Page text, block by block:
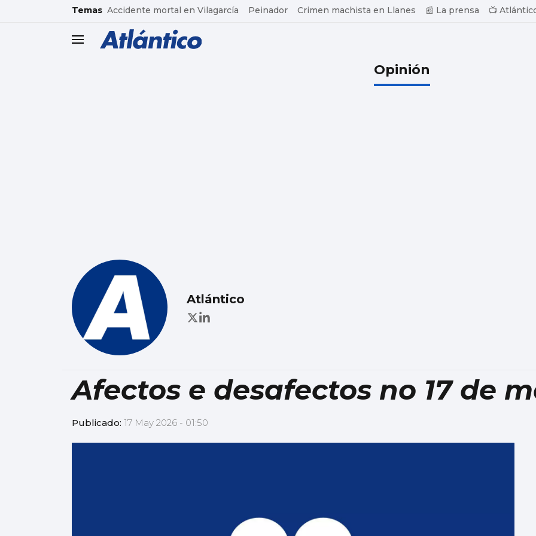
common.go-to-content
Temas Accidente mortal en Vilagarcía Peinador Crimen machista en Llanes 📰 La prensa 📺
header.menu.open
Opinión
Atlántico
Afectos e desafectos no 17 de
Publicado: 17 May 2026 - 01:50